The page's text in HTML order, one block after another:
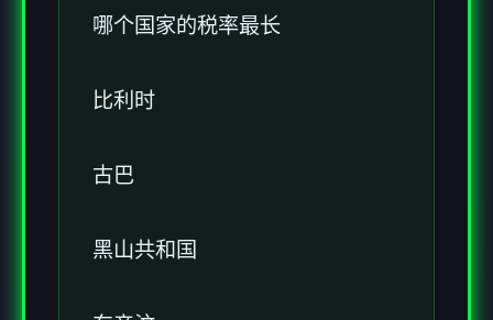
哪个国家的税率最长
比利时
古巴
黑山共和国